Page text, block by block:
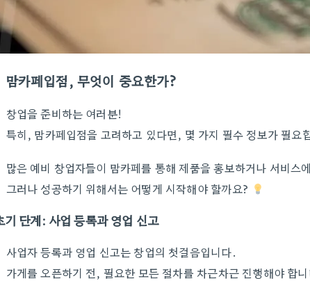
맘카페입점, 무엇이 중요한가?
창업을 준비하는 여러분!
특히, 맘카페입점을 고려하고 있다면, 몇 가지 필수 정보가 필요
많은 예비 창업자들이 맘카페를 통해 제품을 홍보하거나 서비스
그러나 성공하기 위해서는 어떻게 시작해야 할까요?
기 단계: 사업 등록과 영업 신고
사업자 등록과 영업 신고는 창업의 첫걸음입니다.
가게를 오픈하기 전, 필요한 모든 절차를 차근차근 진행해야 합